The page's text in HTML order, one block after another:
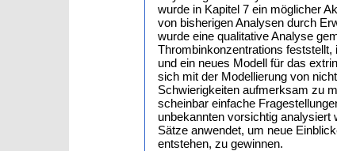
wurde in Kapitel 7 ein möglicher
von bisherigen Analysen durch
wurde eine qualitative Analyse
Thrombinkonzentrations
und ein neues Modell für das
sich mit der Modellierung von
Schwierigkeiten aufmerksam zu
scheinbar einfache
unbekannten vorsichtig
Sätze anwendet, um neue
entstehen, zu gewinnen.